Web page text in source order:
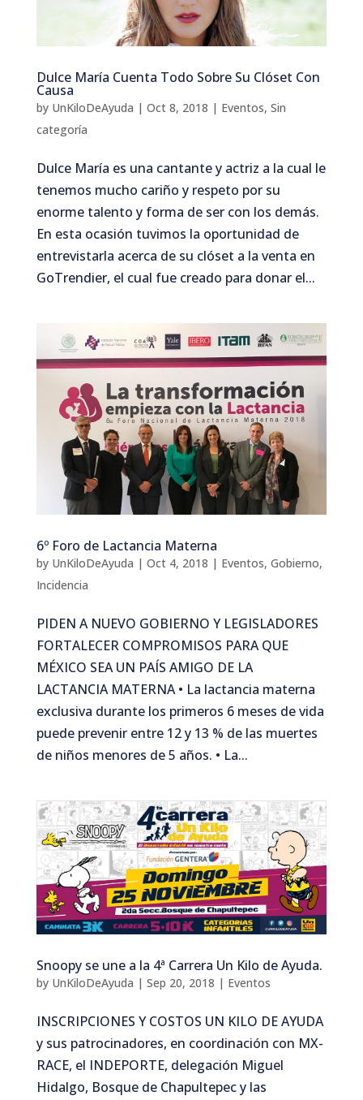
Dulce María Cuenta Todo Sobre Su Clóset Con
Causa
by UnKiloDeAyuda | Oct 8, 2018 | Eventos, Sin
categoría
Dulce María es una cantante y actriz a la cual le
tenemos mucho cariño y respeto por su
enorme talento y forma de ser con los demás.
En esta ocasión tuvimos la oportunidad de
entrevistarla acerca de su clóset a la venta en
GoTrendier, el cual fue creado para donar el...
6º Foro de Lactancia Materna
by UnKiloDeAyuda | Oct 4, 2018 | Eventos, Gobierno,
Incidencia
PIDEN A NUEVO GOBIERNO Y LEGISLADORES
FORTALECER COMPROMISOS PARA QUE
MÉXICO SEA UN PAÍS AMIGO DE LA
LACTANCIA MATERNA • La lactancia materna
exclusiva durante los primeros 6 meses de vida
puede prevenir entre 12 y 13 % de las muertes
de niños menores de 5 años. • La...
Snoopy se une a la 4ª Carrera Un Kilo de Ayuda.
by UnKiloDeAyuda | Sep 20, 2018 | Eventos
INSCRIPCIONES Y COSTOS UN KILO DE AYUDA
y sus patrocinadores, en coordinación con MX-
RACE, el INDEPORTE, delegación Miguel
Hidalgo, Bosque de Chapultepec y las